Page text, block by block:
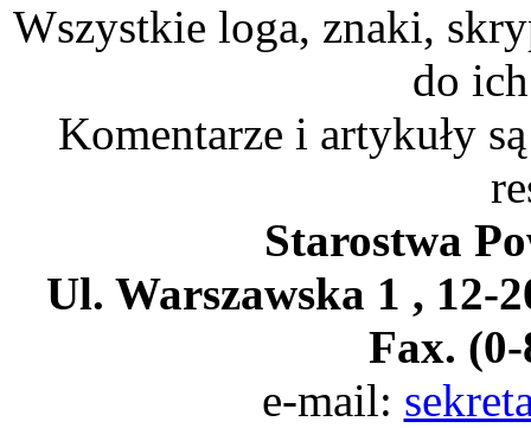
Wszystkie loga, znaki,
do
Komentarze i artykuły
Starostwa
Ul. Warszawska 1 , 12-
Fax.
e-mail: